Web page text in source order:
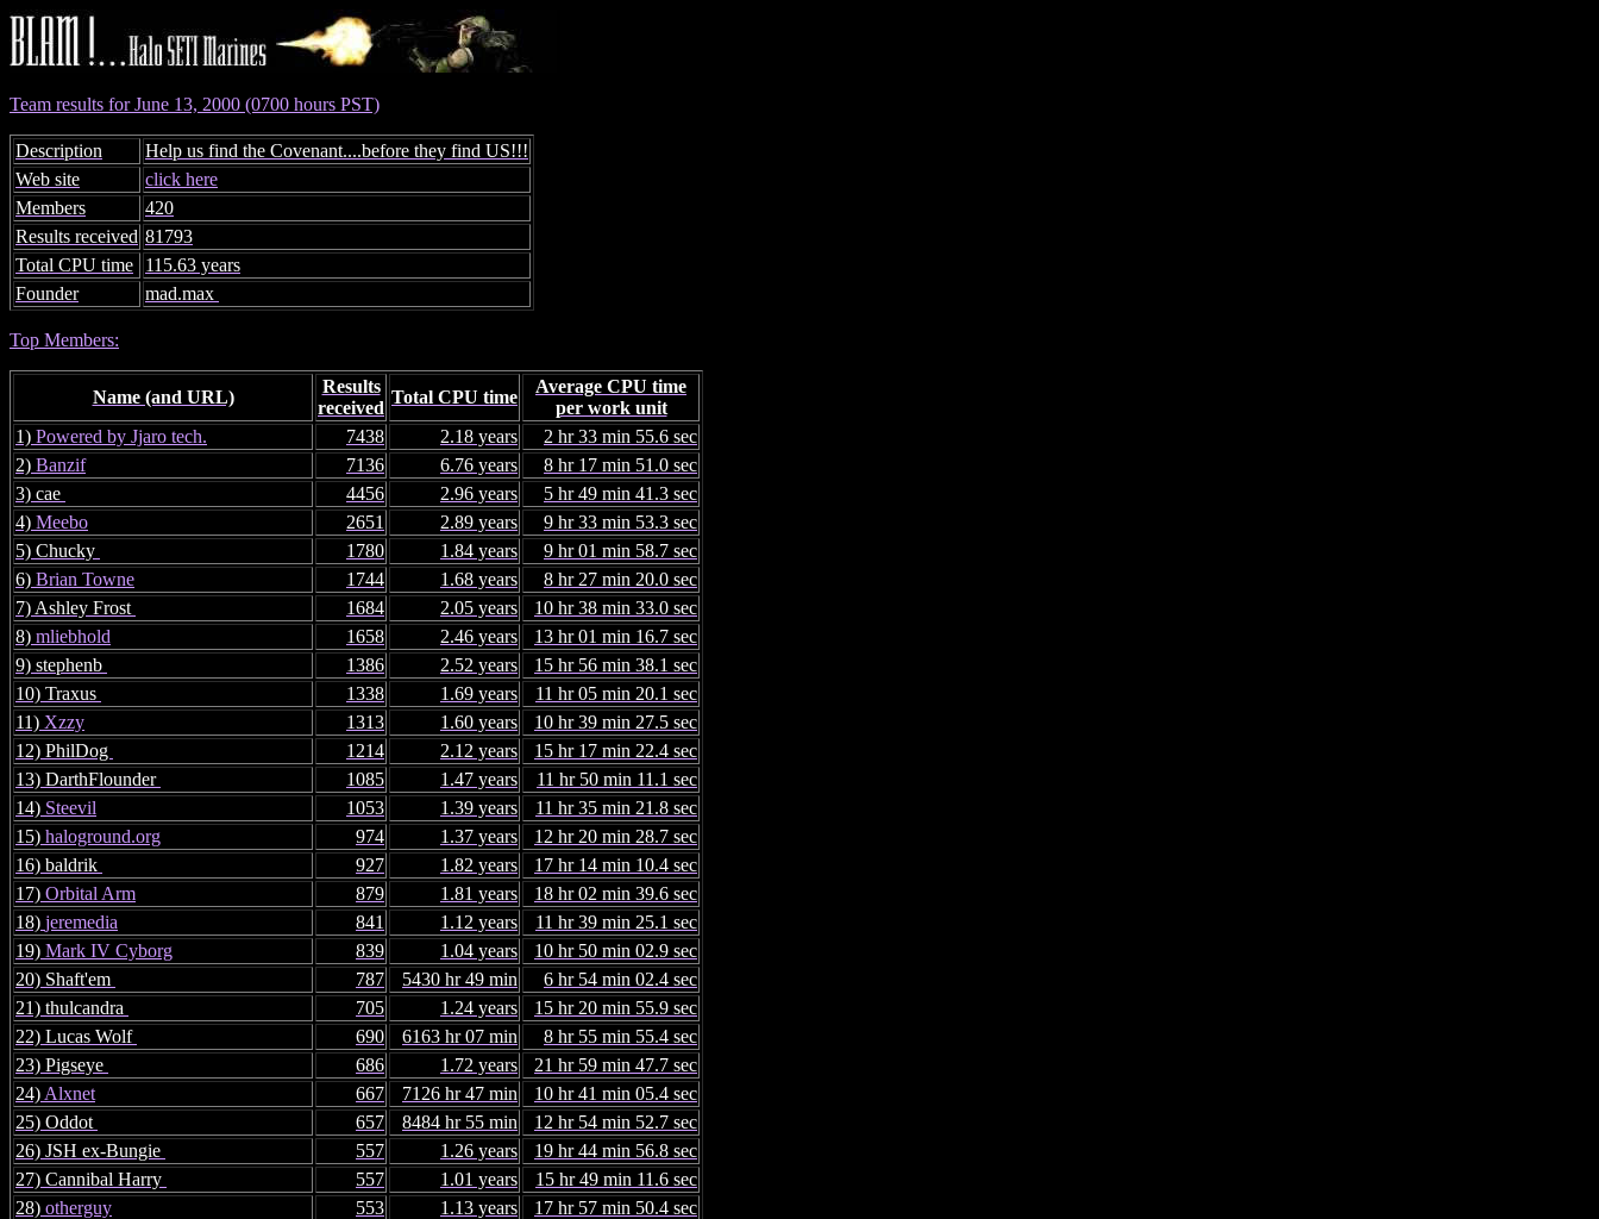
Team results for June 13, 2000 (0700 hours PST)
Description
Help us find the Covenant....before they find US!!!
Web site
click here
Members
420
Results received 81793
Total CPU time
115.63 years
Founder
mad.max
Top Members:
Name (and URL)
Results
received
Total CPU time
Average CPU time
per work unit
1) Powered by Jjaro tech. 7438 2.18 years
2 hr 33 min 55.6 sec
2) Banzif 7136 6.76 years
8 hr 17 min 51.0 sec
3) cae
4456 2.96 years
5 hr 49 min 41.3 sec
4) Meebo 2651 2.89 years
9 hr 33 min 53.3 sec
5) Chucky
1780 1.84 years
9 hr 01 min 58.7 sec
6) Brian Towne 1744 1.68 years
8 hr 27 min 20.0 sec
7) Ashley Frost
1684 2.05 years
10 hr 38 min 33.0 sec
8) mliebhold 1658 2.46 years
13 hr 01 min 16.7 sec
9) stephenb
1386 2.52 years
15 hr 56 min 38.1 sec
10) Traxus
1338 1.69 years
11 hr 05 min 20.1 sec
11) Xzzy 1313 1.60 years
10 hr 39 min 27.5 sec
12) PhilDog
1214 2.12 years
15 hr 17 min 22.4 sec
13) DarthFlounder
1085 1.47 years
11 hr 50 min 11.1 sec
14) Steevil 1053 1.39 years
11 hr 35 min 21.8 sec
15) haloground.org 974 1.37 years
12 hr 20 min 28.7 sec
16) baldrik
927 1.82 years
17 hr 14 min 10.4 sec
17) Orbital Arm 879 1.81 years
18 hr 02 min 39.6 sec
18) jeremedia 841 1.12 years
11 hr 39 min 25.1 sec
19) Mark IV Cyborg 839 1.04 years
10 hr 50 min 02.9 sec
20) Shaft'em
787 5430 hr 49 min
6 hr 54 min 02.4 sec
21) thulcandra
705 1.24 years
15 hr 20 min 55.9 sec
22) Lucas Wolf
690 6163 hr 07 min
8 hr 55 min 55.4 sec
23) Pigseye
686 1.72 years
21 hr 59 min 47.7 sec
24) Alxnet 667 7126 hr 47 min
10 hr 41 min 05.4 sec
25) Oddot
657 8484 hr 55 min
12 hr 54 min 52.7 sec
26) JSH ex-Bungie
557 1.26 years
19 hr 44 min 56.8 sec
27) Cannibal Harry
557 1.01 years
15 hr 49 min 11.6 sec
28) otherguy 553 1.13 years
17 hr 57 min 50.4 sec